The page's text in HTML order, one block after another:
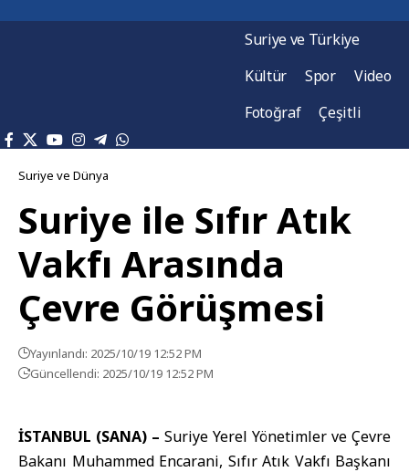
Suriye ve Türkiye
Kültür
Spor
Video
Fotoğraf
Çeşitli
Suriye ve Dünya
Suriye ile Sıfır Atık
Vakfı Arasında
Çevre Görüşmesi
Yayınlandı: 2025/10/19 12:52 PM
Güncellendi: 2025/10/19 12:52 PM
İSTANBUL (SANA) – Suriye Yerel Yönetimler ve Çevre
Bakanı Muhammed Encarani, Sıfır Atık Vakfı Başkanı